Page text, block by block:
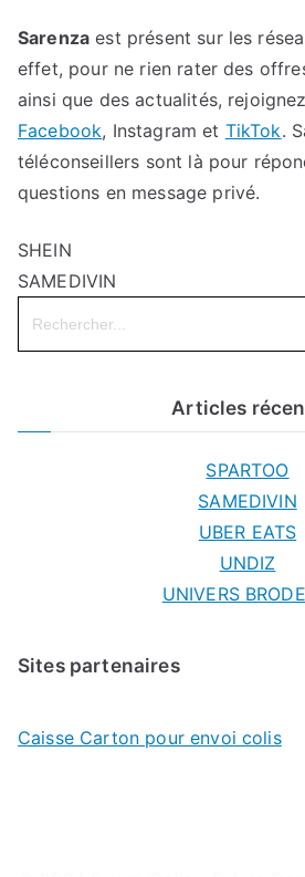
Sarenza est présent sur les
effet, pour ne rien rater des
ainsi que des actualités,
Facebook, Instagram et TikTok.
téléconseillers sont là pour
questions en message privé.
SHEIN
SAMEDIVIN
Search
for:
Articles
SPARTOO
SAMEDIVIN
UBER EATS
UNDIZ
UNIVERS
Sites partenaires
Caisse Carton pour envoi colis